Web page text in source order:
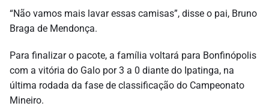
“Não vamos mais lavar essas camisas”, disse o pai, Bruno
Braga de Mendonça.
Para finalizar o pacote, a família voltará para Bonfinópolis
com a vitória do Galo por 3 a 0 diante do Ipatinga, na
última rodada da fase de classificação do Campeonato
Mineiro.